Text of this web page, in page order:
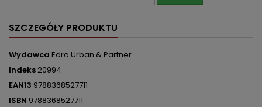
SZCZEGÓŁY PRODUKTU
Wydawca Edra Urban & Partner
Indeks 20994
EAN13 9788368527711
ISBN 9788368527711